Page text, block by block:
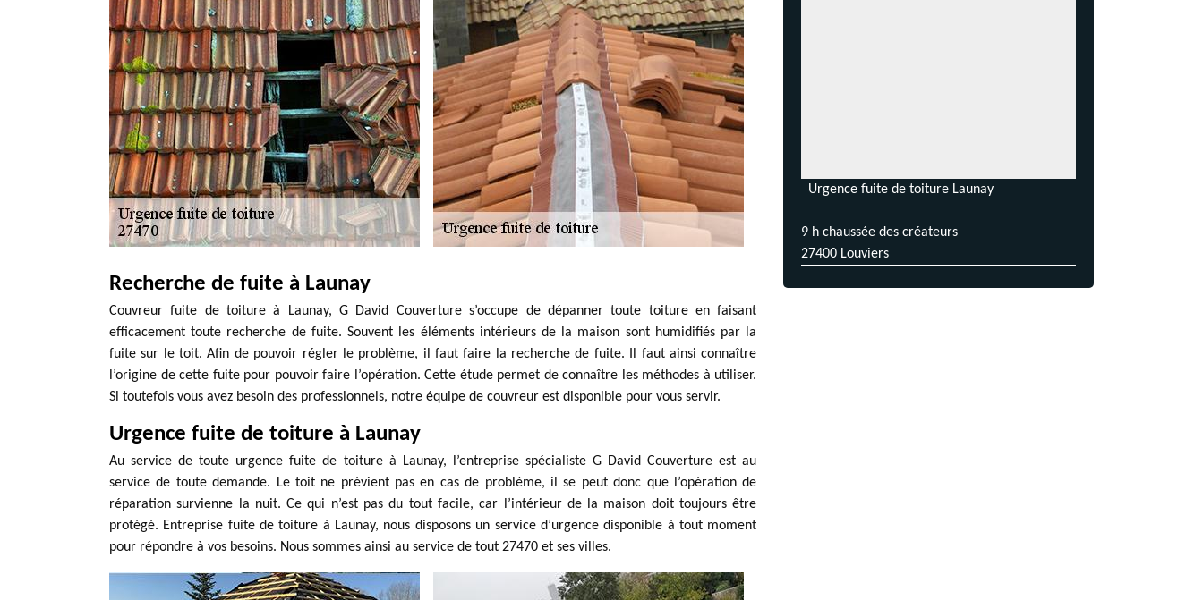
Recherche de fuite à Launay
Couvreur fuite de toiture à Launay, G David Couverture s’occupe de dépanner toute toiture en faisant
efficacement toute recherche de fuite. Souvent les éléments intérieurs de la maison sont humidifiés par la
fuite sur le toit. Afin de pouvoir régler le problème, il faut faire la recherche de fuite. Il faut ainsi connaître
l’origine de cette fuite pour pouvoir faire l’opération. Cette étude permet de connaître les méthodes à utiliser.
Si toutefois vous avez besoin des professionnels, notre équipe de couvreur est disponible pour vous servir.
Urgence fuite de toiture à Launay
Au service de toute urgence fuite de toiture à Launay, l’entreprise spécialiste G David Couverture est au
service de toute demande. Le toit ne prévient pas en cas de problème, il se peut donc que l’opération de
réparation survienne la nuit. Ce qui n’est pas du tout facile, car l’intérieur de la maison doit toujours être
protégé. Entreprise fuite de toiture à Launay, nous disposons un service d’urgence disponible à tout moment
pour répondre à vos besoins. Nous sommes ainsi au service de tout 27470 et ses villes.
Urgence fuite de toiture Launay
9 h chaussée des créateurs
27400 Louviers